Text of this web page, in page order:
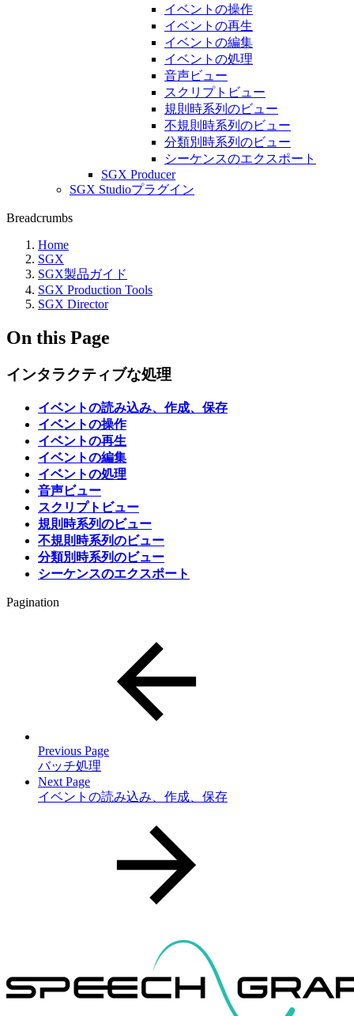
イベントの操作
イベントの再生
イベントの編集
イベントの処理
音声ビュー
スクリプトビュー
規則時系列のビュー
不規則時系列のビュー
分類別時系列のビュー
シーケンスのエクスポート
SGX Producer
SGX Studioプラグイン
Breadcrumbs
Home
SGX
SGX製品ガイド
SGX Production Tools
SGX Director
On this Page
インタラクティブな処理
イベントの読み込み、作成、保存
イベントの操作
イベントの再生
イベントの編集
イベントの処理
音声ビュー
スクリプトビュー
規則時系列のビュー
不規則時系列のビュー
分類別時系列のビュー
シーケンスのエクスポート
Pagination
Previous Page
バッチ処理
Next Page
イベントの読み込み、作成、保存